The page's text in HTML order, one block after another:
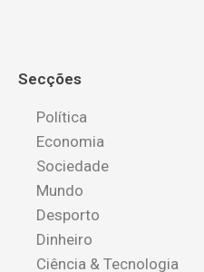
Secções
Política
Economia
Sociedade
Mundo
Desporto
Dinheiro
Ciência & Tecnologia